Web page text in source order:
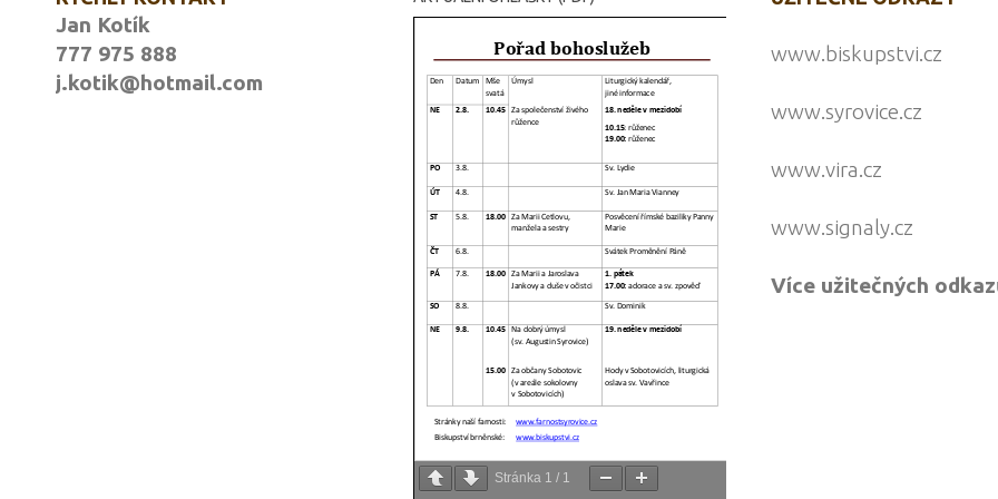
Jan Kotík
777 975 888
j.kotik@hotmail.com
Stránka 1 / 1
www.biskupstvi.cz
www.syrovice.cz
www.vira.cz
www.signaly.cz
Více užitečných